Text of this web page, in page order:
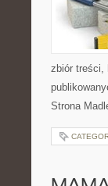
zbiór treści,
Strona